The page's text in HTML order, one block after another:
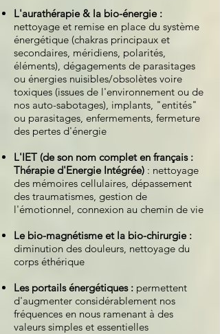
L'aurathérapie & la bio-énergie :
nettoyage et remise en place du système
énergétique (chakras principaux et
secondaires, méridiens, polarités,
éléments), dégagements de parasitages
ou énergies nuisibles/obsolètes voire
toxiques (issues de l'environnement ou de
nos auto-sabotages), implants, "entités"
ou parasitages, enfermements, fermeture
des pertes d'énergie
L'IET (de son nom complet en français :
Thérapie d'Energie Intégrée) : nettoyage
des mémoires cellulaires, dépassement
des traumatismes, gestion de
l'émotionnel, connexion au chemin de vie
Le bio-magnétisme et la bio-chirurgie :
diminution des douleurs, nettoyage du
corps éthérique
Les portails énergétiques : permettent
d'augmenter considérablement nos
fréquences en nous ramenant à des
valeurs simples et essentielles